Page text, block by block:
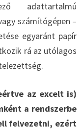
adattartalmú
számítógépen –
egyaránt papír
rá az utólagos
az excelt is)
a rendszerbe
felvezetni, ezért